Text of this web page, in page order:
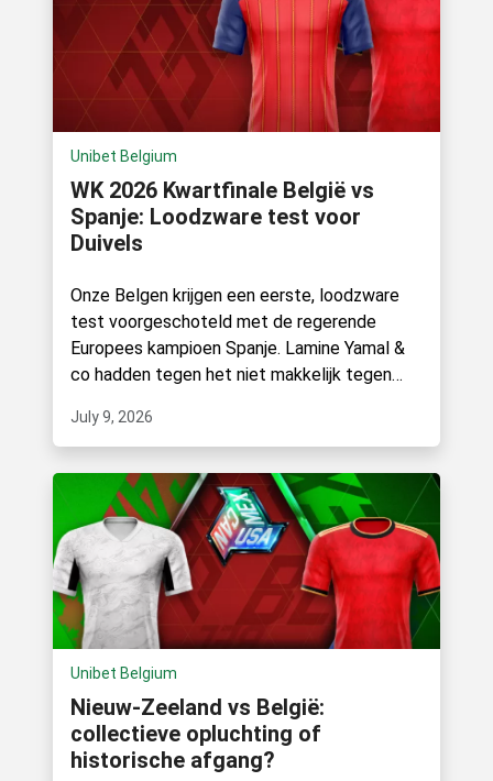
Unibet Belgium
WK 2026 Kwartfinale België vs
Spanje: Loodzware test voor
Duivels
Onze Belgen krijgen een eerste, loodzware
test voorgeschoteld met de regerende
Europees kampioen Spanje. Lamine Yamal &
co hadden tegen het niet makkelijk tegen
July 9, 2026
Unibet Belgium
Nieuw-Zeeland vs België:
collectieve opluchting of
historische afgang?